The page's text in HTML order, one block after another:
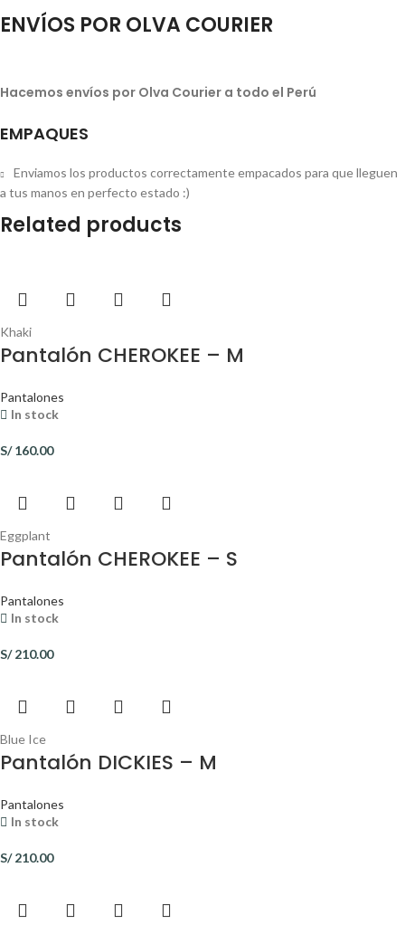
ENVÍOS POR OLVA COURIER
Hacemos envíos por Olva Courier a todo el Perú
EMPAQUES
Enviamos los productos correctamente empacados para que lleguen
a tus manos en perfecto estado :)
Related products
Khaki
Pantalón CHEROKEE – M
Pantalones
In stock
S/160.00
Eggplant
Pantalón CHEROKEE – S
Pantalones
In stock
S/210.00
Blue Ice
Pantalón DICKIES – M
Pantalones
In stock
S/210.00